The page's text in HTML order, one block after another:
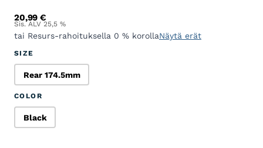
20,99€
Sis. ALV 25,5 %
tai Resurs-rahoituksella 0 % korollaNäytä erät
SIZE
Rear 174.5mm
Rear 174.5mm
COLOR
Black
Black